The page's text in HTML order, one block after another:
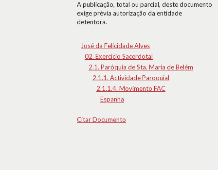
A publicação, total ou parcial, deste documento
exige prévia autorização da entidade
detentora.
José da Felicidade Alves
02. Exercício Sacerdotal
2.1. Paróquia de Sta. Maria de Belém
2.1.1. Actividade Paroquial
2.1.1.4. Movimento FAC
Espanha
Citar Documento